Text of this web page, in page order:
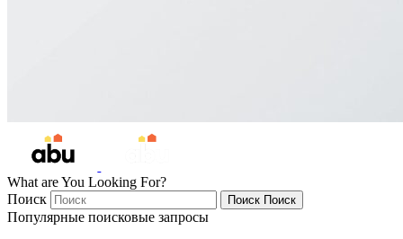
What are You Looking For?
Поиск
Поиск Поиск
Популярные поисковые запросы